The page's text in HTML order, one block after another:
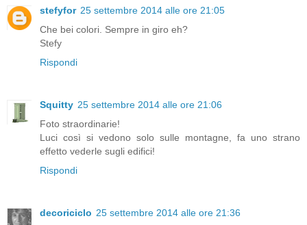
stefyfor 25 settembre 2014 alle ore 21:05
Che bei colori. Sempre in giro eh?
Stefy
Rispondi
Squitty 25 settembre 2014 alle ore 21:06
Foto straordinarie!
Luci così si vedono solo sulle montagne, fa uno strano
effetto vederle sugli edifici!
Rispondi
decoriciclo 25 settembre 2014 alle ore 21:36